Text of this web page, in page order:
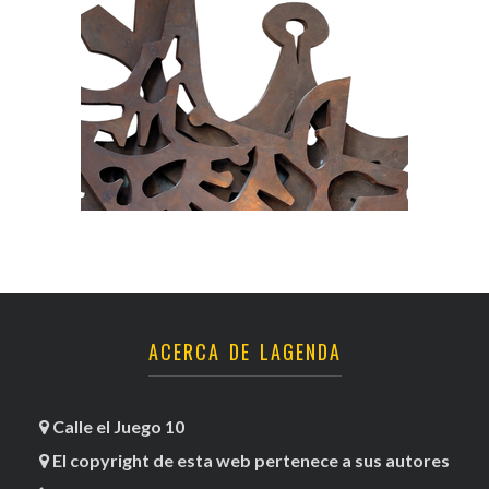
ACERCA DE LAGENDA
Calle el Juego 10
El copyright de esta web pertenece a sus autores